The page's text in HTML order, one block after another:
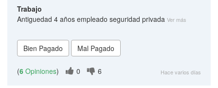
Trabajo
Antiguedad 4 años empleado seguridad privada Ver más
(6 Opiniones) 0 6 Hace varios días